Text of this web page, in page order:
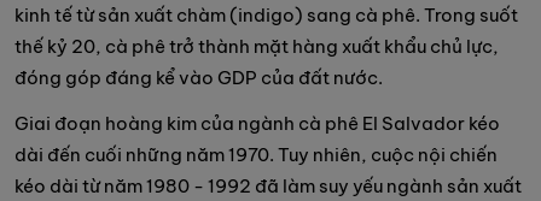
kinh tế từ sản xuất chàm (indigo) sang cà phê. Trong suốt
thế kỷ 20, cà phê trở thành mặt hàng xuất khẩu chủ lực,
đóng góp đáng kể vào GDP của đất nước.
Giai đoạn hoàng kim của ngành cà phê El Salvador kéo
dài đến cuối những năm 1970. Tuy nhiên, cuộc nội chiến
kéo dài từ năm 1980 - 1992 đã làm suy yếu ngành sản xuất